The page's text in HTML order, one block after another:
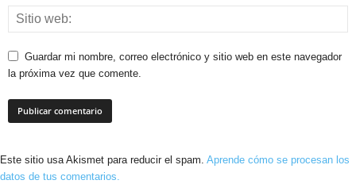
Guardar mi nombre, correo electrónico y sitio web en este navegador
la próxima vez que comente.
Este sitio usa Akismet para reducir el spam. Aprende cómo se procesan los
datos de tus comentarios.